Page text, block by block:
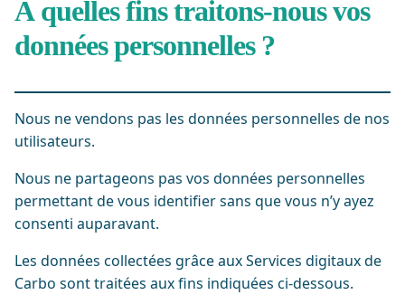
À quelles fins traitons-nous vos
données personnelles ?
Nous ne vendons pas les données personnelles de nos
utilisateurs.
Nous ne partageons pas vos données personnelles
permettant de vous identifier sans que vous n’y ayez
consenti auparavant.
Les données collectées grâce aux Services digitaux de
Carbo sont traitées aux fins indiquées ci-dessous.